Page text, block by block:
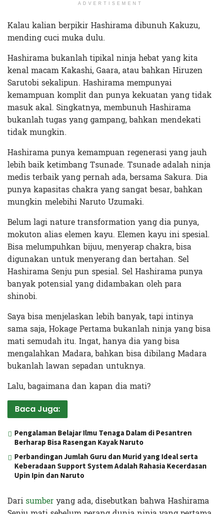
ADVERTISEMENT
Kalau kalian berpikir Hashirama dibunuh Kakuzu,
mending cuci muka dulu.
Hashirama bukanlah tipikal ninja hebat yang kita
kenal macam Kakashi, Gaara, atau bahkan Hiruzen
Sarutobi sekalipun. Hashirama mempunyai
kemampuan komplit dan punya kekuatan yang tidak
masuk akal. Singkatnya, membunuh Hashirama
bukanlah tugas yang gampang, bahkan mendekati
tidak mungkin.
Hashirama punya kemampuan regenerasi yang jauh
lebih baik ketimbang Tsunade. Tsunade adalah ninja
medis terbaik yang pernah ada, bersama Sakura. Dia
punya kapasitas chakra yang sangat besar, bahkan
mungkin melebihi Naruto Uzumaki.
Belum lagi nature transformation yang dia punya,
mokuton alias elemen kayu. Elemen kayu ini spesial.
Bisa melumpuhkan bijuu, menyerap chakra, bisa
digunakan untuk menyerang dan bertahan. Sel
Hashirama Senju pun spesial. Sel Hashirama punya
banyak potensial yang didambakan oleh para
shinobi.
Saya bisa menjelaskan lebih banyak, tapi intinya
sama saja, Hokage Pertama bukanlah ninja yang bisa
mati semudah itu. Ingat, hanya dia yang bisa
mengalahkan Madara, bahkan bisa dibilang Madara
bukanlah lawan sepadan untuknya.
Lalu, bagaimana dan kapan dia mati?
Baca Juga:
Pengalaman Belajar Ilmu Tenaga Dalam di Pesantren
Berharap Bisa Rasengan Kayak Naruto
Perbandingan Jumlah Guru dan Murid yang Ideal serta
Keberadaan Support System Adalah Rahasia Kecerdasan
Upin Ipin dan Naruto
Darisumberyang ada, disebutkan bahwa Hashirama